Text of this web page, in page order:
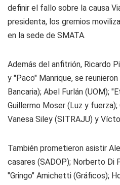
definir el fallo sobre la causa
presidenta, los gremios
en la sede de SMATA.
Además del anfitrión, Ricardo
y "Paco" Manrique, se
Bancaria); Abel Furlán (UOM);
Guillermo Moser (Luz y
Vanesa Siley (SITRAJU) y
También prometieron asistir
casares (SADOP); Norberto Di
"Gringo" Amichetti (Gráficos);